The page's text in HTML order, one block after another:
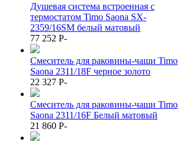
Душевая система встроенная с
термостатом Timo Saona SX-
2359/16SM белый матовый
77 252 P-
Смеситель для раковины-чаши Timo
Saona 2311/18F черное золото
22 327 P-
Смеситель для раковины-чаши Timo
Saona 2311/16F Белый матовый
21 860 P-